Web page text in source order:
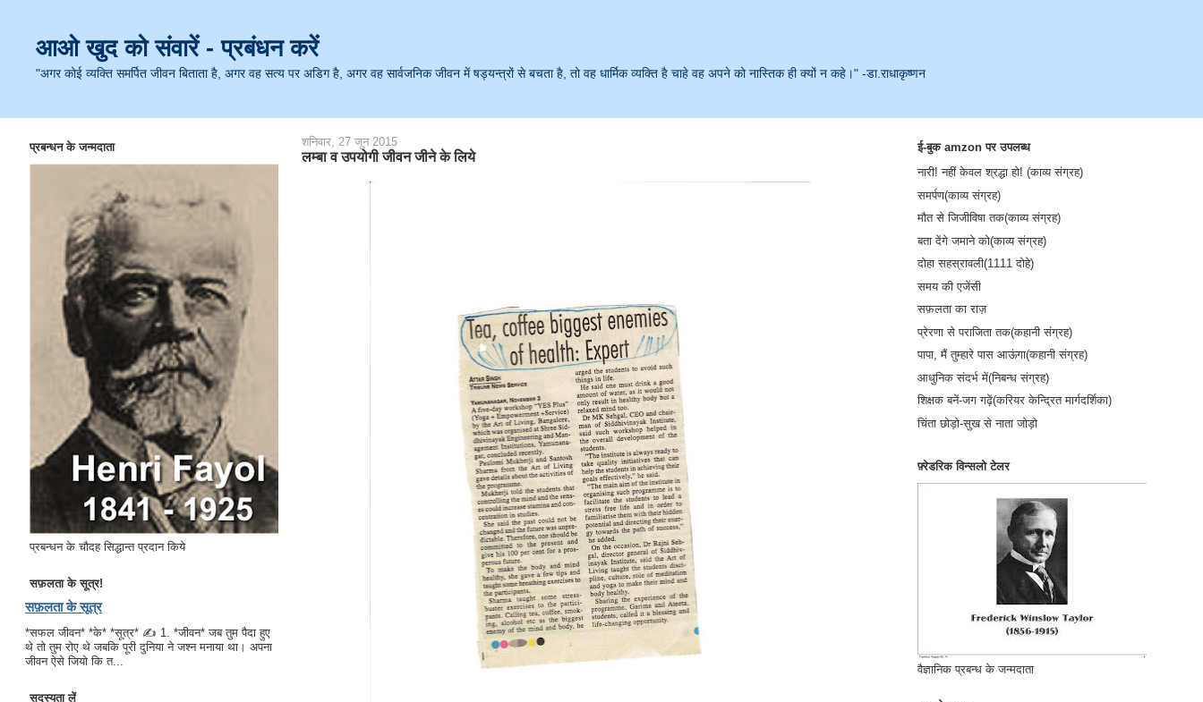
आओ खुद को संवारें - प्रबंधन करें
"अगर कोई व्यक्ति समर्पित जीवन बिताता है, अगर वह सत्य पर अडिग है, अगर वह सार्वजनिक जीवन में षड्यन्त्रों से बचता है, तो वह धार्मिक व्यक्ति है चाहे वह अपने को नास्तिक ही क्यों न कहे।" -डा.राधाकृष्णन
प्रबन्धन के जन्मदाता
प्रबन्धन के चौदह सिद्धान्त प्रदान किये
सफ़लता के सूत्र!
सफ़लता के सूत्र
*सफल जीवन* *के* *सूत्र* ✍ 1. *जीवन* जब तुम पैदा हुए
थे तो तुम रोए थे जबकि पूरी दुनिया ने जश्न मनाया था। अपना
जीवन ऐसे जियो कि त...
सदस्यता लें
शनिवार, 27 जून 2015
लम्बा व उपयोगी जीवन जीने के लिये
ई-बुक amzon पर उपलब्ध
नारी! नहीं केवल श्रद्धा हो! (काव्य संग्रह)
समर्पण(काव्य संग्रह)
मौत से जिजीविषा तक(काव्य संग्रह)
बता देंगे जमाने को(काव्य संग्रह)
दोहा सहस्रावली(1111 दोहे)
समय की एजेंसी
सफ़लता का राज़
प्रेरणा से पराजिता तक(कहानी संग्रह)
पापा, मैं तुम्हारे पास आऊंगा(कहानी संग्रह)
आधुनिक संदर्भ में(निबन्ध संग्रह)
शिक्षक बनें-जग गढ़ें(करियर केन्द्रित मार्गदर्शिका)
चिंता छोड़ो-सुख से नाता जोड़ो
फ़्रेडरिक विन्सलो टेलर
वैज्ञानिक प्रबन्ध के जन्मदाता